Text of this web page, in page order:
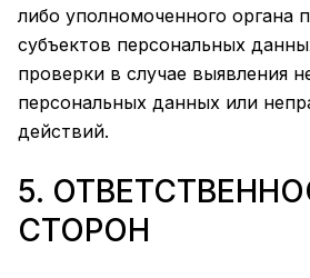
либо уполномоченного органа
субъектов персональных
проверки в случае выявления
персональных данных или
действий.
5.
СТОРОН